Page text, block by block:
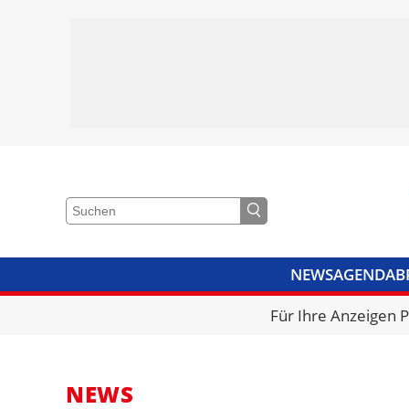
NEWSAGENDA
VIDEOSBIBLIOTHEK
Für Ihre Anzeigen
NEWS